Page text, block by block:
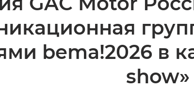
bema!2026 в
show»